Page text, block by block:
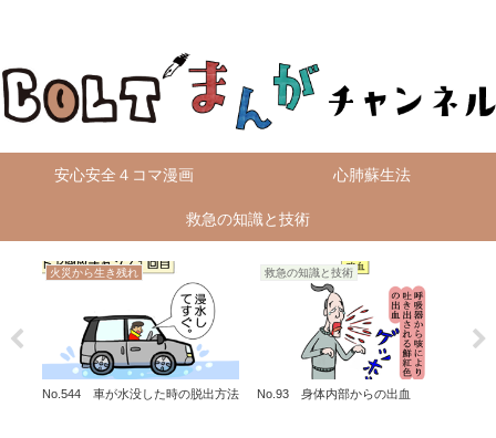
安心安全４コマ漫画 心肺蘇生法
救急の知識と技術
火災から生き残れ
No.544 車が水没した時の脱出方法
救急の知識と技術
No.93 身体内部からの出血